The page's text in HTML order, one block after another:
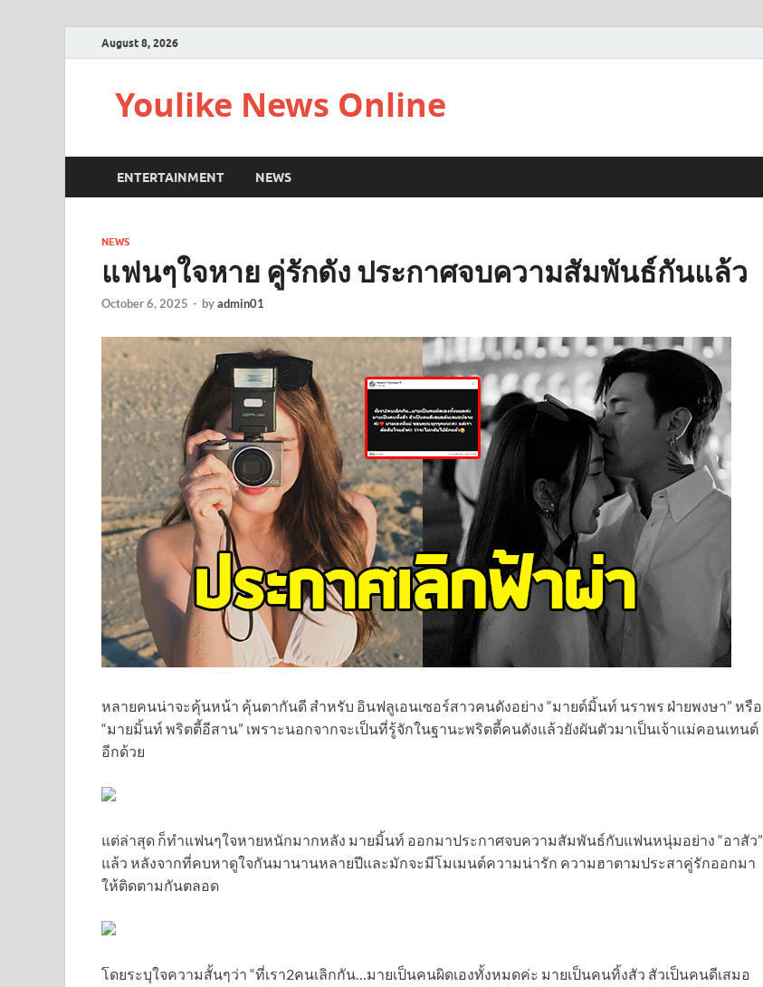
August 8, 2026
Youlike News Online
ENTERTAINMENT NEWS
NEWS
แฟนๆใจหาย คู่รักดัง ประกาศจบความสัมพันธ์กันแล้ว
October 6, 2025 - byadmin01
หลายคนน่าจะคุ้นหน้า คุ้นตากันดี สำหรับ อินฟลูเอนเซอร์สาวคนดังอย่าง “มายด์มิ้นท์ นราพร ฝ่ายพงษา” หรือ
“มายมิ้นท์ พริตตี้อีสาน” เพราะนอกจากจะเป็นที่รู้จักในฐานะพริตตี้คนดังแล้วยังผันตัวมาเป็นเจ้าแม่คอนเทนต์
อีกด้วย
แต่ล่าสุด ก็ทำแฟนๆใจหายหนักมากหลัง มายมิ้นท์ ออกมาประกาศจบความสัมพันธ์กับแฟนหนุ่มอย่าง “อาสัว”
แล้ว หลังจากที่คบหาดูใจกันมานานหลายปีและมักจะมีโมเมนต์ความน่ารัก ความฮาตามประสาคู่รักออกมา
ให้ติดตามกันตลอด
โดยระบุใจความสั้นๆว่า “ที่เรา2คนเลิกกัน…มายเป็นคนผิดเองทั้งหมดค่ะ มายเป็นคนทิ้งสัว สัวเป็นคนดีเสมอ